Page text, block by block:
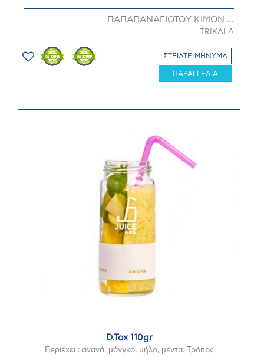
ΠΑΠΑΠΑΝΑΓΙΩΤΟΥ ΚΙΜΩΝ ...
TRIKALA
ΣΤΕΙΛΤΕ ΜΗΝΥΜΑ
ΠΑΡΑΓΓΕΛΙΑ
D.Tox 110gr
Περιέχει : ανανά, μάνγκο, μήλο, μέντα. Τρόπος